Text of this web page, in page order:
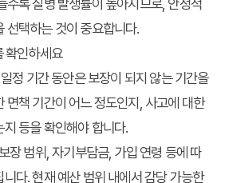
수록 질병 발생률이 높아지므로, 안정적
선택하는 것이 중요합니다.
확인하세요
정 기간 동안은 보장이 되지 않는 기간을
면책 기간이 어느 정도인지, 사고에 대한
등을 확인해야 합니다.
장 범위, 자기부담금, 가입 연령 등에 따
다. 현재 예산 범위 내에서 감당 가능한